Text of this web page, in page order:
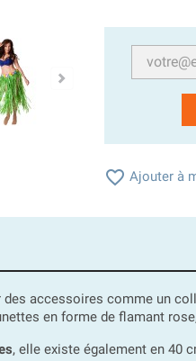
 Ajouter à
accessoires comme un
en forme de flamant
, elle existe également en 40